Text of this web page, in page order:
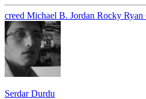
creed Michael B. Jordan Rocky Ryan
Serdar Durdu